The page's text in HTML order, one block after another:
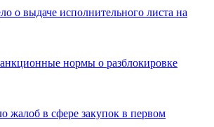
о выдаче исполнительного листа на
нормы о разблокировке
жалоб в сфере закупок в первом